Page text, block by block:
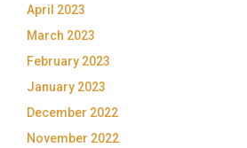
April 2023
March 2023
February 2023
January 2023
December 2022
November 2022